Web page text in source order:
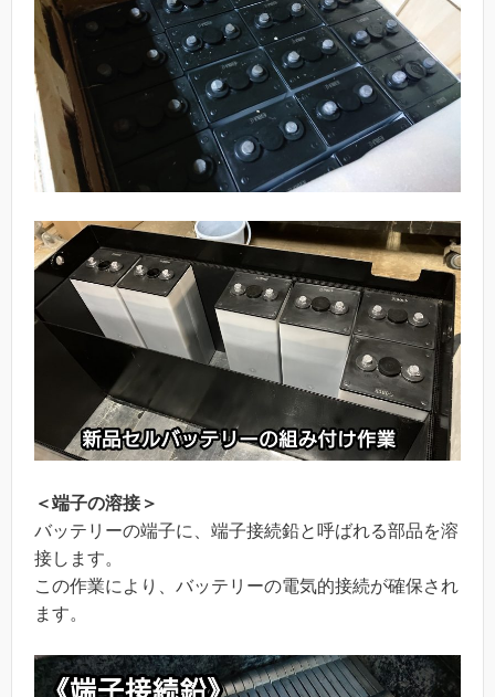
＜端子の溶接＞
バッテリーの端子に、端子接続鉛と呼ばれる部品を溶
接します。
この作業により、バッテリーの電気的接続が確保され
ます。